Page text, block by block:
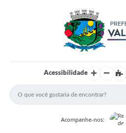
Acessibilidade
Acompanhe-nos: